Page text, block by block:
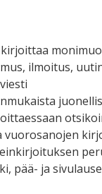
ilmoitus,
vuorosanojen
pää- ja